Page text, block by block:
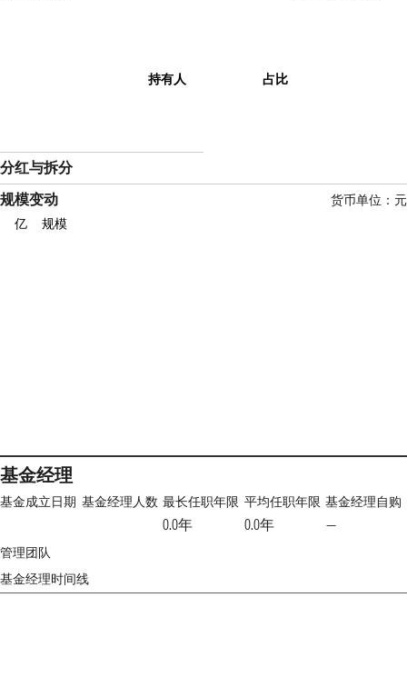
持有人 占比
分红与拆分
规模变动
货币单位：元
亿
规模
基金经理
基金成立日期 基金经理人数 最长任职年限
0.0年
平均任职年限
0.0年
基金经理自购
—
管理团队
基金经理时间线